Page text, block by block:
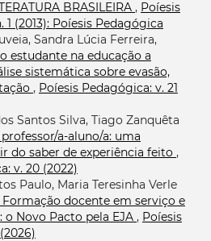
BRASILEIRA , Poíesis
1 (2013): Poíesis Pedagógica
Sandra Lúcia Ferreira,
estudante na educação a
sistemática sobre evasão,
, Poíesis Pedagógica: v. 21
Santos Silva, Tiago Zanquêta
a-aluno/a: uma
do saber de experiência feito ,
v. 20 (2022)
Paulo, Maria Teresinha Verle
docente em serviço e
o Novo Pacto pela EJA , Poíesis